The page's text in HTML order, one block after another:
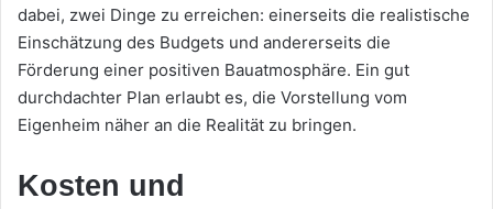
dabei, zwei Dinge zu erreichen: einerseits die realistische
Einschätzung des Budgets und andererseits die
Förderung einer positiven Bauatmosphäre. Ein gut
durchdachter Plan erlaubt es, die Vorstellung vom
Eigenheim näher an die Realität zu bringen.
Kosten und